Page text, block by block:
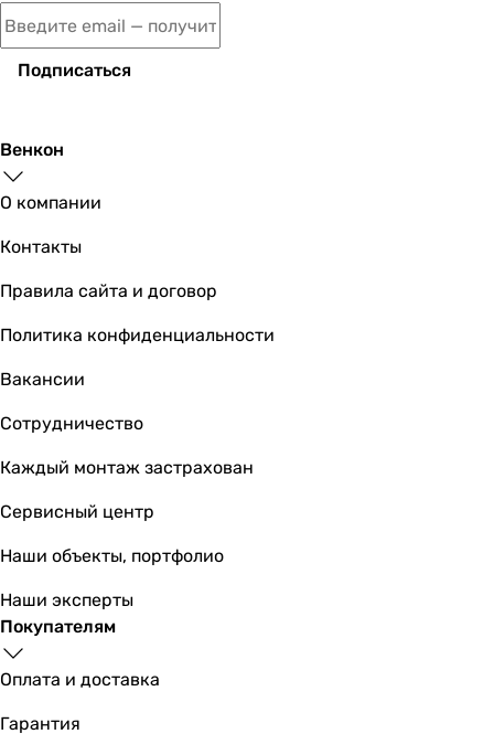
Подписаться
Венкон
О компании
Контакты
Правила сайта и договор
Политика конфиденциальности
Вакансии
Сотрудничество
Каждый монтаж застрахован
Сервисный центр
Наши объекты, портфолио
Наши эксперты
Покупателям
Оплата и доставка
Гарантия